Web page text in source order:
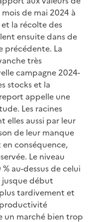
de mai 2024 à
la récolte des
ensuite dans de
précédente. La
très
campagne 2024-
stocks et la
appelle une
Les racines
elles aussi par leur
de leur manque
en conséquence,
Le niveau
au-dessus de celui
jusque début
tardivement et
un marché bien trop